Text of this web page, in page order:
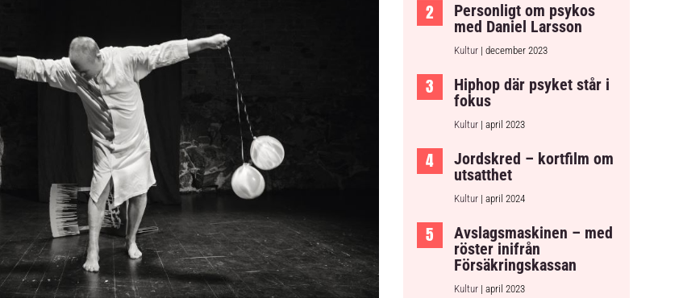
Personligt om psykos
med Daniel Larsson
Kultur| december 2023
Hiphop där psyket står i
fokus
Kultur| april 2023
Jordskred – kortfilm om
utsatthet
Kultur| april 2024
Avslagsmaskinen – med
röster inifrån
Försäkringskassan
Kultur| april 2023